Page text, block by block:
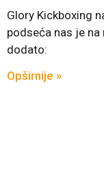
Glory Kickboxing
podseća nas je
dodato:
Opširnije »